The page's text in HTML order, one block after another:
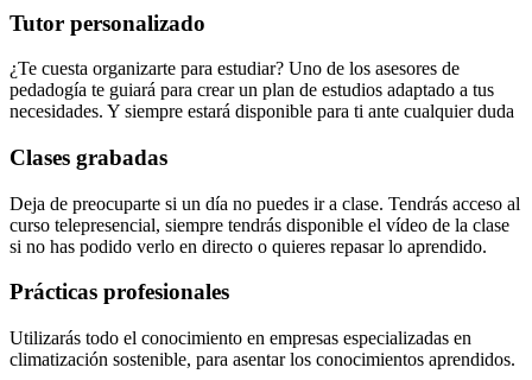
Tutor personalizado
¿Te cuesta organizarte para estudiar? Uno de los asesores de
pedadogía te guiará para crear un plan de estudios adaptado a tus
necesidades. Y siempre estará disponible para ti ante cualquier duda
Clases grabadas
Deja de preocuparte si un día no puedes ir a clase. Tendrás acceso al
curso telepresencial, siempre tendrás disponible el vídeo de la clase
si no has podido verlo en directo o quieres repasar lo aprendido.
Prácticas profesionales
Utilizarás todo el conocimiento en empresas especializadas en
climatización sostenible, para asentar los conocimientos aprendidos.